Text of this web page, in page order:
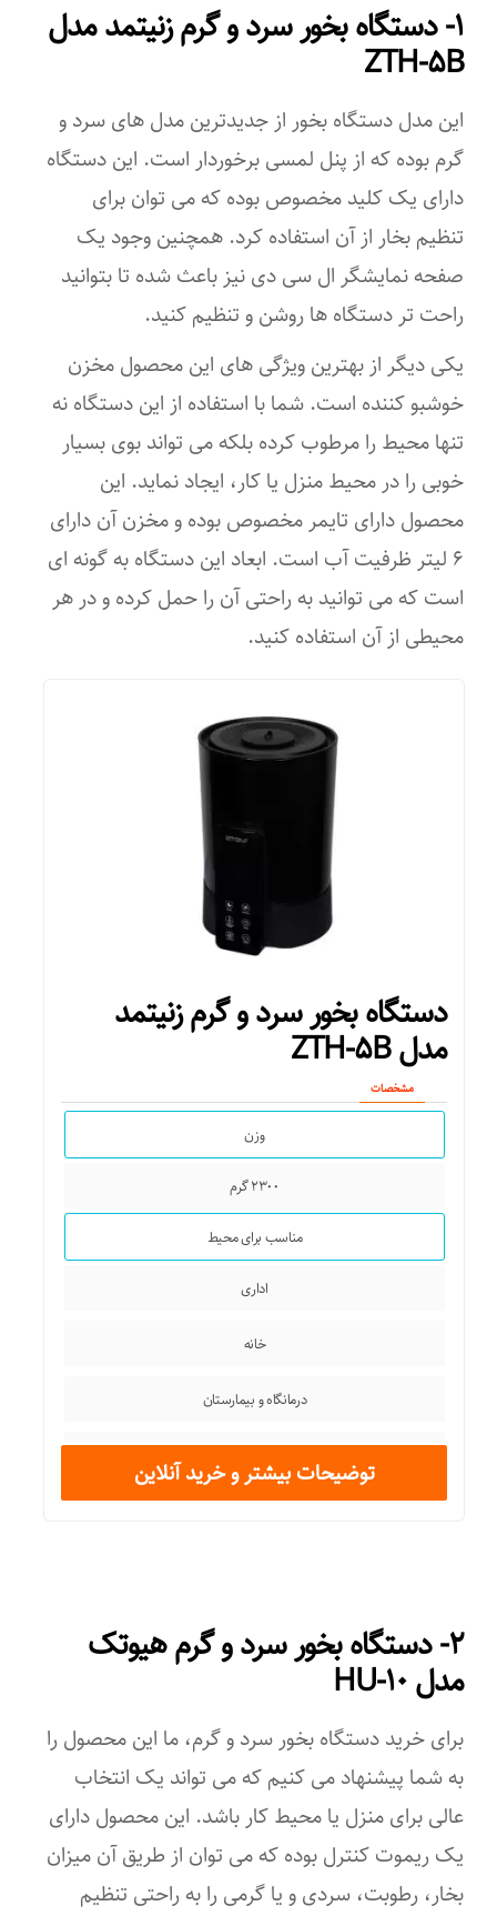
۱- دستگاه بخور سرد و گرم زنیتمد مدل
ZTH-۵B
این مدل دستگاه بخور از جدیدترین مدل های سرد و
گرم بوده که از پنل لمسی برخوردار است. این دستگاه
دارای یک کلید مخصوص بوده که می توان برای
تنظیم بخار از آن استفاده کرد. همچنین وجود یک
صفحه نمایشگر ال سی دی نیز باعث شده تا بتوانید
راحت تر دستگاه ها روشن و تنظیم کنید.
یکی دیگر از بهترین ویژگی های این محصول مخزن
خوشبو کننده است. شما با استفاده از این دستگاه نه
تنها محیط را مرطوب کرده بلکه می تواند بوی بسیار
خوبی را در محیط منزل یا کار، ایجاد نماید. این
محصول دارای تایمر مخصوص بوده و مخزن آن دارای
۶ لیتر ظرفیت آب است. ابعاد این دستگاه به گونه ای
است که می توانید به راحتی آن را حمل کرده و در هر
محیطی از آن استفاده کنید.
دستگاه بخور سرد و گرم زنیتمد
مدل ZTH-۵B
مشخصات
وزن
۲۳۰۰ گرم
مناسب برای محیط
اداری
خانه
درمانگاه و بیمارستان
حرفه‌ای
نیمه حرفه‌ای
انواع کلید
توضیحات بیشتر و خرید آنلاین
۲- دستگاه بخور سرد و گرم هیوتک
مدل HU-۱۰
برای خرید دستگاه بخور سرد و گرم، ما این محصول را
به شما پیشنهاد می کنیم که می تواند یک انتخاب
عالی برای منزل یا محیط کار باشد. این محصول دارای
یک ریموت کنترل بوده که می توان از طریق آن میزان
بخار، رطوبت، سردی و یا گرمی را به راحتی تنظیم